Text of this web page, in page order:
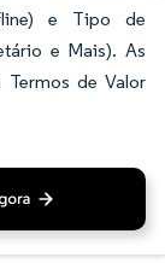
e Tipo de
e Mais). As
de Valor